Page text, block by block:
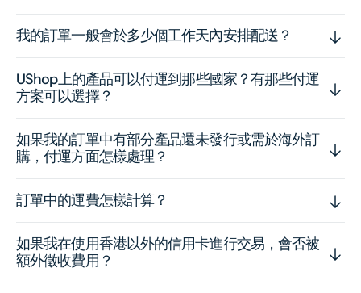
我的訂單一般會於多少個工作天內安排配送？
UShop上的產品可以付運到那些國家？有那些付運
方案可以選擇？
如果我的訂單中有部分產品還未發行或需於海外訂
購，付運方面怎樣處理？
訂單中的運費怎樣計算？
如果我在使用香港以外的信用卡進行交易，會否被
額外徵收費用？